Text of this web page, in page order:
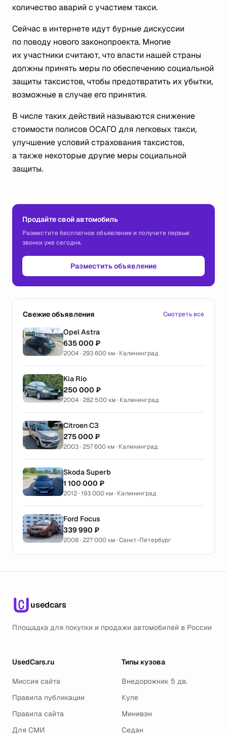
количество аварий с участием такси.
Сейчас в интернете идут бурные дискуссии
по поводу нового законопроекта. Многие
их участники считают, что власти нашей страны
должны принять меры по обеспечению социальной
защиты таксистов, чтобы предотвратить их убытки,
возможные в случае его принятия.
В числе таких действий называются снижение
стоимости полисов ОСАГО для легковых такси,
улучшение условий страхования таксистов,
а также некоторые другие меры социальной
защиты.
Продайте свой автомобиль
Разместите бесплатное объявление и получите первые
звонки уже сегодня.
Разместить объявление
Свежие объявления Смотреть все
Opel Astra
635 000 ₽
2004 · 293 600 км · Калининград
Kia Rio
250 000 ₽
2004 · 282 500 км · Калининград
Citroen C3
275 000 ₽
2003 · 257 600 км · Калининград
Skoda Superb
1 100 000 ₽
2012 · 193 000 км · Калининград
Ford Focus
339 990 ₽
2008 · 227 000 км · Санкт-Петербург
usedcars
Площадка для покупки и продажи автомобилей в России
UsedCars.ru
Миссия сайта
Правила публикации
Правила сайта
Для СМИ
Типы кузова
Внедорожник 5 дв.
Купе
Минивэн
Седан